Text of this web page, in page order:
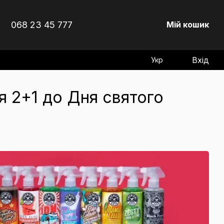
068 23 45 777 Мій кошик
Укр Вхід
2+1 до Дня святого